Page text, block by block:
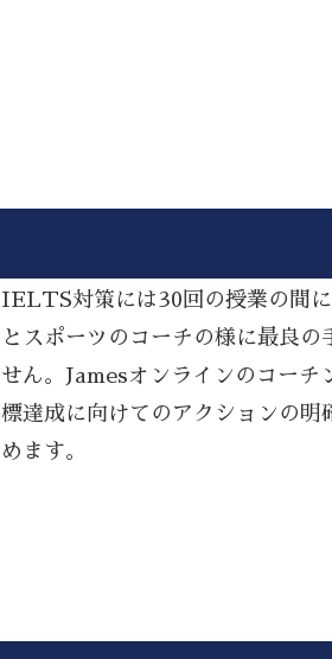
IELTS対策には30回の授業の間
とスポーツのコーチの様に最良
せん。Jamesオンラインのコー
標達成に向けてのアクションの
めます。